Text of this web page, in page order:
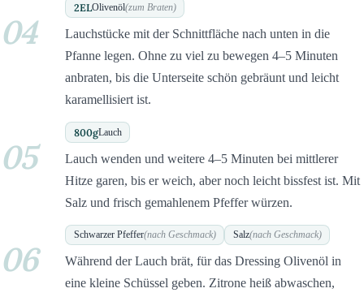
2ELOlivenöl(zum Braten)
04
Lauchstücke mit der Schnittfläche nach unten in die
Pfanne legen. Ohne zu viel zu bewegen 4–5 Minuten
anbraten, bis die Unterseite schön gebräunt und leicht
karamellisiert ist.
800gLauch
05
Lauch wenden und weitere 4–5 Minuten bei mittlerer
Hitze garen, bis er weich, aber noch leicht bissfest ist. Mit
Salz und frisch gemahlenem Pfeffer würzen.
Schwarzer Pfeffer(nach Geschmack) Salz(nach Geschmack)
06
Während der Lauch brät, für das Dressing Olivenöl in
eine kleine Schüssel geben. Zitrone heiß abwaschen,